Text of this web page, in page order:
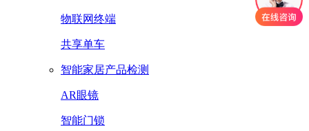
物联网终端
共享单车
智能家居产品检测
AR眼镜
智能门锁